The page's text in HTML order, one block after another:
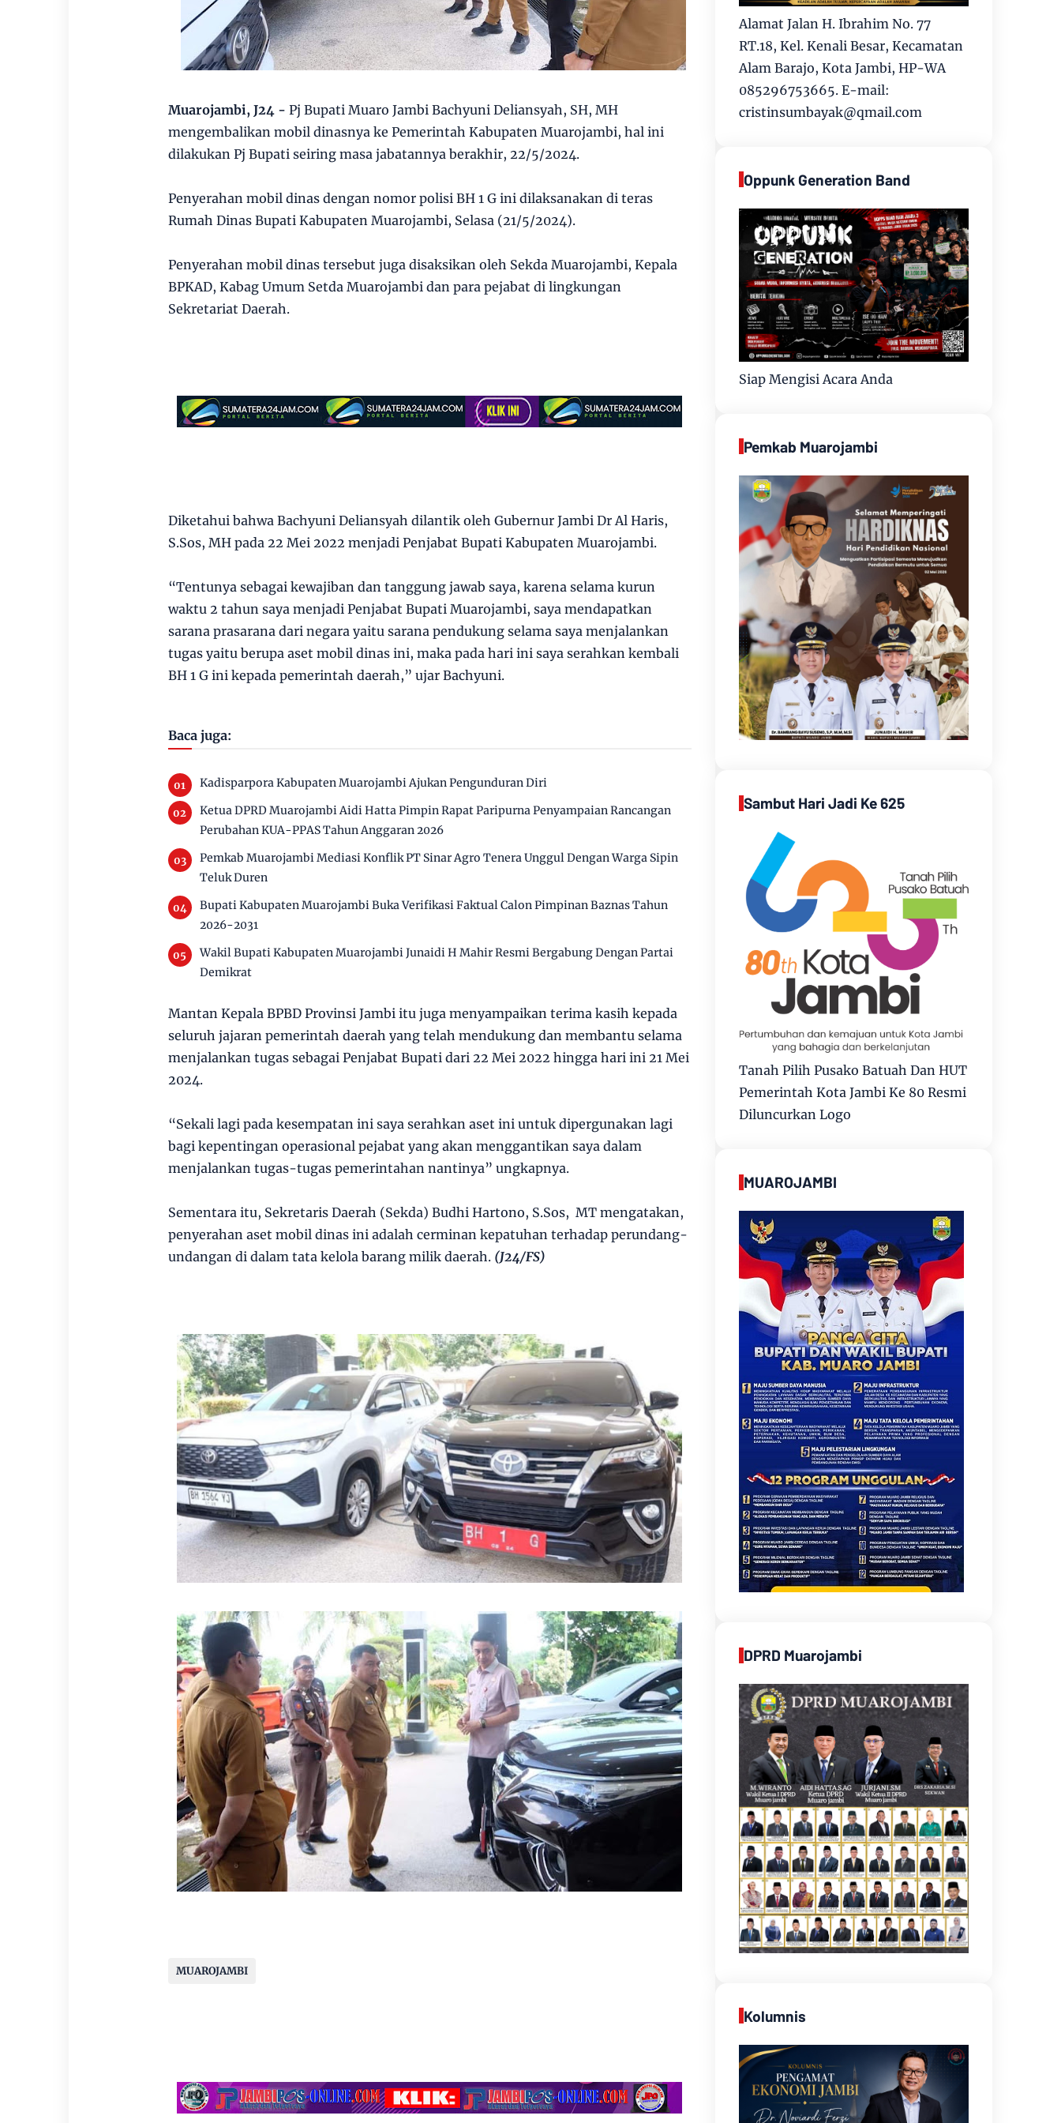
Muarojambi, J24 - Pj Bupati Muaro Jambi Bachyuni Deliansyah, SH, MH
mengembalikan mobil dinasnya ke Pemerintah Kabupaten Muarojambi, hal ini
dilakukan Pj Bupati seiring masa jabatannya berakhir, 22/5/2024.
Penyerahan mobil dinas dengan nomor polisi BH 1 G ini dilaksanakan di teras
Rumah Dinas Bupati Kabupaten Muarojambi, Selasa (21/5/2024).
Penyerahan mobil dinas tersebut juga disaksikan oleh Sekda Muarojambi, Kepala
BPKAD, Kabag Umum Setda Muarojambi dan para pejabat di lingkungan
Sekretariat Daerah.
Diketahui bahwa Bachyuni Deliansyah dilantik oleh Gubernur Jambi Dr Al Haris,
S.Sos, MH pada 22 Mei 2022 menjadi Penjabat Bupati Kabupaten Muarojambi.
“Tentunya sebagai kewajiban dan tanggung jawab saya, karena selama kurun
waktu 2 tahun saya menjadi Penjabat Bupati Muarojambi, saya mendapatkan
sarana prasarana dari negara yaitu sarana pendukung selama saya menjalankan
tugas yaitu berupa aset mobil dinas ini, maka pada hari ini saya serahkan kembali
BH 1 G ini kepada pemerintah daerah,” ujar Bachyuni.
Baca juga:
Kadisparpora Kabupaten Muarojambi Ajukan Pengunduran Diri
Ketua DPRD Muarojambi Aidi Hatta Pimpin Rapat Paripurna Penyampaian Rancangan
Perubahan KUA-PPAS Tahun Anggaran 2026
Pemkab Muarojambi Mediasi Konflik PT Sinar Agro Tenera Unggul Dengan Warga Sipin
Teluk Duren
Bupati Kabupaten Muarojambi Buka Verifikasi Faktual Calon Pimpinan Baznas Tahun
2026-2031
Wakil Bupati Kabupaten Muarojambi Junaidi H Mahir Resmi Bergabung Dengan Partai
Demikrat
Mantan Kepala BPBD Provinsi Jambi itu juga menyampaikan terima kasih kepada
seluruh jajaran pemerintah daerah yang telah mendukung dan membantu selama
menjalankan tugas sebagai Penjabat Bupati dari 22 Mei 2022 hingga hari ini 21 Mei
2024.
“Sekali lagi pada kesempatan ini saya serahkan aset ini untuk dipergunakan lagi
bagi kepentingan operasional pejabat yang akan menggantikan saya dalam
menjalankan tugas-tugas pemerintahan nantinya” ungkapnya.
Sementara itu, Sekretaris Daerah (Sekda) Budhi Hartono, S.Sos, MT mengatakan,
penyerahan aset mobil dinas ini adalah cerminan kepatuhan terhadap perundang-
undangan di dalam tata kelola barang milik daerah.(J24/FS)
MUAROJAMBI
Alamat Jalan H. Ibrahim No. 77
RT.18, Kel. Kenali Besar, Kecamatan
Alam Barajo, Kota Jambi, HP-WA
085296753665. E-mail:
cristinsumbayak@qmail.com
Oppunk Generation Band
Siap Mengisi Acara Anda
Pemkab Muarojambi
Sambut Hari Jadi Ke 625
Tanah Pilih Pusako Batuah Dan HUT
Pemerintah Kota Jambi Ke 80 Resmi
Diluncurkan Logo
MUAROJAMBI
DPRD Muarojambi
Kolumnis